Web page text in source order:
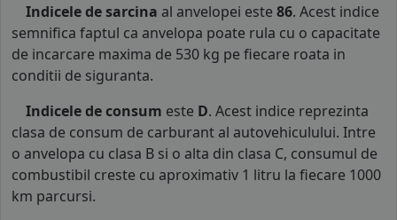
Indicele de sarcina al anvelopei este 86. Acest indice
semnifica faptul ca anvelopa poate rula cu o capacitate
de incarcare maxima de 530 kg pe fiecare roata in
conditii de siguranta.
Indicele de consum este D. Acest indice reprezinta
clasa de consum de carburant al autovehiculului. Intre
o anvelopa cu clasa B si o alta din clasa C, consumul de
combustibil creste cu aproximativ 1 litru la fiecare 1000
km parcursi.